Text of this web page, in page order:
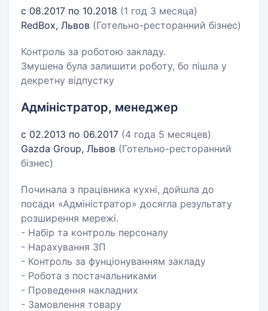
с 08.2017 по 10.2018 (1 год 3 месяца)
RedBox, Львов (Готельно-ресторанний бізнес)
Контроль за роботою закладу.
Змушена була залишити роботу, бо пішла у
декретну відпустку
Адміністратор, менеджер
с 02.2013 по 06.2017 (4 года 5 месяцев)
Gazda Group, Львов (Готельно-ресторанний
бізнес)
Починала з працівника кухні, дойшла до
посади «Адміністратор» досягла результату
розширення мережі.
- Набір та контроль персоналу
- Нарахування ЗП
- Контроль за фунціонуванням закладу
- Робота з постачальниками
- Проведення накладних
- Замовлення товару